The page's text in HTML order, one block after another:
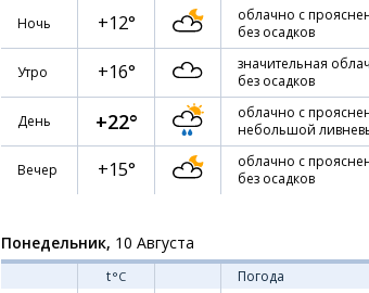
Ночь
+12°
облачно с
без осадков
Утро +16°
значительная
без осадков
День +22°
облачно с
небольшой
Вечер +15°
облачно с
без осадков
Понедельник, 10 Августа
t°C Погода